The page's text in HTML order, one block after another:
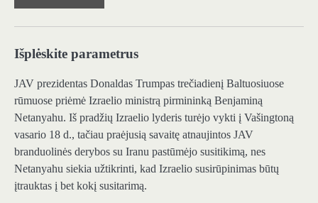
Išplėskite parametrus
JAV prezidentas Donaldas Trumpas trečiadienį Baltuosiuose
rūmuose priėmė Izraelio ministrą pirmininką Benjaminą
Netanyahu. Iš pradžių Izraelio lyderis turėjo vykti į Vašingtoną
vasario 18 d., tačiau praėjusią savaitę atnaujintos JAV
branduolinės derybos su Iranu pastūmėjo susitikimą, nes
Netanyahu siekia užtikrinti, kad Izraelio susirūpinimas būtų
įtrauktas į bet kokį susitarimą.